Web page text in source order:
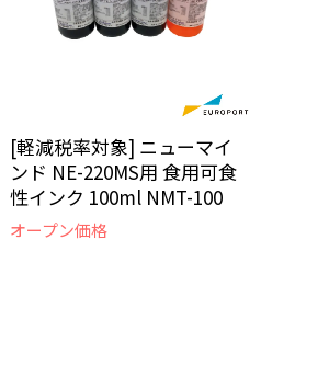
[軽減税率対象] ニューマイ
ンド NE-220MS用 食用可食
性インク 100ml NMT-100
オープン価格